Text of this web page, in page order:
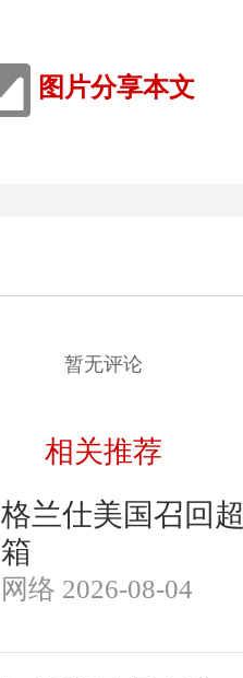
图片分享本文
暂无评论
相关推荐
格兰仕美国召回
箱
网络 2026-08-04